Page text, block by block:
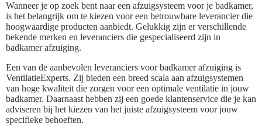
Wanneer je op zoek bent naar een afzuigsysteem voor je badkamer,
is het belangrijk om te kiezen voor een betrouwbare leverancier die
hoogwaardige producten aanbiedt. Gelukkig zijn er verschillende
bekende merken en leveranciers die gespecialiseerd zijn in
badkamer afzuiging.
Een van de aanbevolen leveranciers voor badkamer afzuiging is
VentilatieExperts. Zij bieden een breed scala aan afzuigsystemen
van hoge kwaliteit die zorgen voor een optimale ventilatie in jouw
badkamer. Daarnaast hebben zij een goede klantenservice die je kan
adviseren bij het kiezen van het juiste afzuigsysteem voor jouw
specifieke behoeften.